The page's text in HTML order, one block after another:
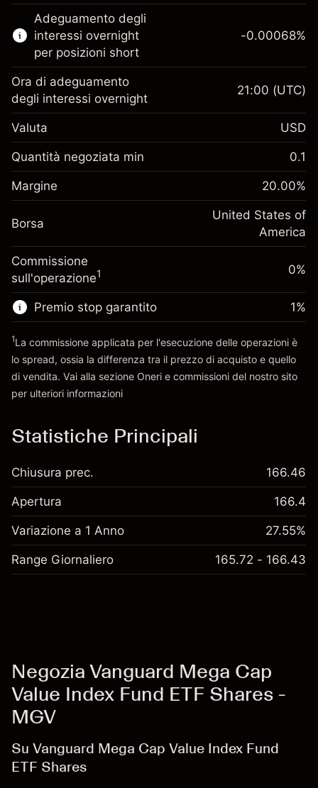
CFD
Knock-out
Margine. Il tuo
$1,000.00
Adeguamento
finanziamento overnight
Oneri per l'intero valore della
posizione
%
(-$1.08)
Dimensione dell'operazione a leva
Denaro da leva ~
Vai alla piattaforma
Adeguamento degli
interessi overnight
per posizioni short
Margine. Il tuo
investimento
$1,000.00
Oneri per l'intero valore della
posizione
-0.000682
%
Dimensione dell'operazione a leva
~$5,000.00
Denaro da leva ~
Vai alla piattaforma
-0.00068%
Ora di adeguamento
degli interessi overnight
21:00 (UTC)
Valuta USD
Quantità negoziata min 0.1
Margine 20.00%
Borsa
United States of
America
Commissione
sull'operazione1 0%
Premio stop garantito 1%
1La commissione applicata per l'esecuzione delle operazioni è
lo spread, ossia la differenza tra il prezzo di acquisto e quello
di vendita. Vai alla sezione Oneri e commissioni del nostro sito
per ulteriori informazioni
Statistiche Principali
Chiusura prec. 166.46
Apertura 166.4
Variazione a 1 Anno 27.55%
Range Giornaliero 165.72 - 166.43
Negozia Vanguard Mega Cap
Value Index Fund ETF Shares -
MGV
Su Vanguard Mega Cap Value Index Fund
ETF Shares